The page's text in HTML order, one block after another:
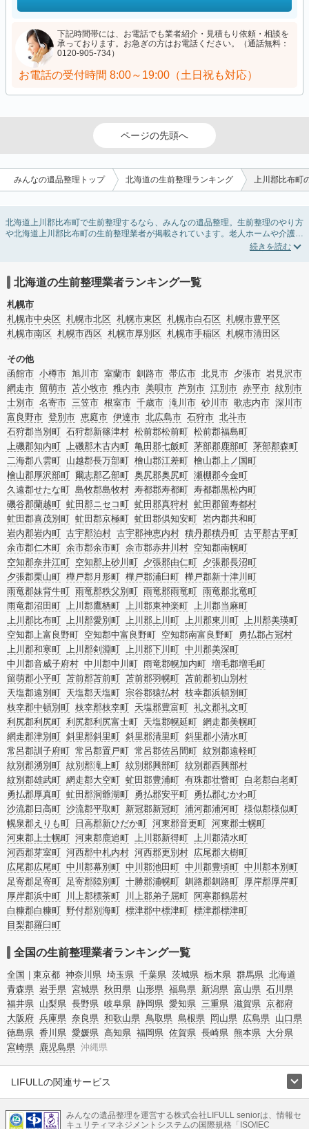
下記時間帯には、お電話でも業者紹介・見積もり依頼・相談を
承っております。お急ぎの方はお電話ください。（通話無料：
0120-905-734）
お電話の受付時間 8:00～19:00（土日祝も対応）
ページの先頭へ
みんなの遺品整理トップ 北海道の生前整理ランキング 上川郡比布町
北海道上川郡比布町で生前整理するなら、みんなの遺品整理。生前整理のやり方
や北海道上川郡比布町の生前整理業者が掲載されています。老人ホームや介護施
設入居に伴う不用品の処分・回収・引き取りから、在宅介護の介護整理や福祉住
などのオプションサービスで絞り込み検索を利用してみましょう。
またお役立ち情報も豊富なので終活でエンディングノートの選び方や、整理整
頓・老前整理・生前整理のコツについてもチェックしてみてください。
北海道の生前整理業者ランキング一覧
札幌市
札幌市中央区 札幌市北区 札幌市東区 札幌市白石区 札幌市豊平区
札幌市南区 札幌市西区 札幌市厚別区 札幌市手稲区 札幌市清田区
その他
函館市 小樽市 旭川市 室蘭市 釧路市 帯広市 北見市 夕張市 岩見沢市
網走市 留萌市 苫小牧市 稚内市 美唄市 芦別市 江別市 赤平市 紋別市
士別市 名寄市 三笠市 根室市 千歳市 滝川市 砂川市 歌志内市 深川市
富良野市 登別市 恵庭市 伊達市 北広島市 石狩市 北斗市
石狩郡当別町 石狩郡新篠津村 松前郡松前町 松前郡福島町
上磯郡知内町 上磯郡木古内町 亀田郡七飯町 茅部郡鹿部町 茅部郡森町
二海郡八雲町 山越郡長万部町 檜山郡江差町 檜山郡上ノ国町
檜山郡厚沢部町 爾志郡乙部町 奥尻郡奥尻町 瀬棚郡今金町
久遠郡せたな町 島牧郡島牧村 寿都郡寿都町 寿都郡黒松内町
磯谷郡蘭越町 虻田郡ニセコ町 虻田郡真狩村 虻田郡留寿都村
虻田郡喜茂別町 虻田郡京極町 虻田郡倶知安町 岩内郡共和町
岩内郡岩内町 古宇郡泊村 古宇郡神恵内村 積丹郡積丹町 古平郡古平町
余市郡仁木町 余市郡余市町 余市郡赤井川村 空知郡南幌町
空知郡奈井江町 空知郡上砂川町 夕張郡由仁町 夕張郡長沼町
夕張郡栗山町 樺戸郡月形町 樺戸郡浦臼町 樺戸郡新十津川町
雨竜郡妹背牛町 雨竜郡秩父別町 雨竜郡雨竜町 雨竜郡北竜町
雨竜郡沼田町 上川郡鷹栖町 上川郡東神楽町 上川郡当麻町
上川郡比布町 上川郡愛別町 上川郡上川町 上川郡東川町 上川郡美瑛町
空知郡上富良野町 空知郡中富良野町 空知郡南富良野町 勇払郡占冠村
上川郡和寒町 上川郡剣淵町 上川郡下川町 中川郡美深町
中川郡音威子府村 中川郡中川町 雨竜郡幌加内町 増毛郡増毛町
留萌郡小平町 苫前郡苫前町 苫前郡羽幌町 苫前郡初山別村
天塩郡遠別町 天塩郡天塩町 宗谷郡猿払村 枝幸郡浜頓別町
枝幸郡中頓別町 枝幸郡枝幸町 天塩郡豊富町 礼文郡礼文町
利尻郡利尻町 利尻郡利尻富士町 天塩郡幌延町 網走郡美幌町
網走郡津別町 斜里郡斜里町 斜里郡清里町 斜里郡小清水町
常呂郡訓子府町 常呂郡置戸町 常呂郡佐呂間町 紋別郡遠軽町
紋別郡湧別町 紋別郡滝上町 紋別郡興部町 紋別郡西興部村
紋別郡雄武町 網走郡大空町 虻田郡豊浦町 有珠郡壮瞥町 白老郡白老町
勇払郡厚真町 虻田郡洞爺湖町 勇払郡安平町 勇払郡むかわ町
沙流郡日高町 沙流郡平取町 新冠郡新冠町 浦河郡浦河町 様似郡様似町
幌泉郡えりも町
日高郡新ひだか町 河東郡音更町 河東郡士幌町
河東郡上士幌町 河東郡鹿追町 上川郡新得町 上川郡清水町
河西郡芽室町 河西郡中札内村 河西郡更別村 広尾郡大樹町
広尾郡広尾町 中川郡幕別町 中川郡池田町 中川郡豊頃町 中川郡本別町
足寄郡足寄町 足寄郡陸別町 十勝郡浦幌町 釧路郡釧路町 厚岸郡厚岸町
厚岸郡浜中町
川上郡標茶町 川上郡弟子屈町 阿寒郡鶴居村
白糠郡白糠町 野付郡別海町 標津郡中標津町 標津郡標津町
目梨郡羅臼町
全国の生前整理業者ランキング一覧
全国 東京都 神奈川県 埼玉県 千葉県 茨城県 栃木県 群馬県 北海道
青森県 岩手県 宮城県 秋田県 山形県 福島県 新潟県 富山県 石川県
福井県 山梨県 長野県 岐阜県 静岡県 愛知県 三重県 滋賀県 京都府
大阪府 兵庫県 奈良県 和歌山県 鳥取県 島根県 岡山県 広島県 山口県
徳島県 香川県 愛媛県 高知県 福岡県 佐賀県 長崎県 熊本県 大分県
宮崎県 鹿児島県 沖縄県
LIFULLの関連サービス
不動産・住宅
引越し 老人ホーム 地方創生 ママの就労支援
みんなの遺品整理を運営する株式会社LIFULL seniorは、情報セ
キュリティマネジメントシステムの国際規格「ISO/IEC